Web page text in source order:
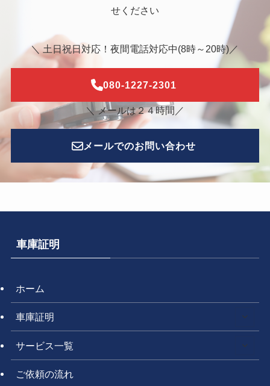
せください
＼ 土日祝日対応！夜間電話対応中(8時～20時)／
080-1227-2301
＼ メールは２４時間／
メールでのお問い合わせ
車庫証明
ホーム
車庫証明
サービス一覧
ご依頼の流れ